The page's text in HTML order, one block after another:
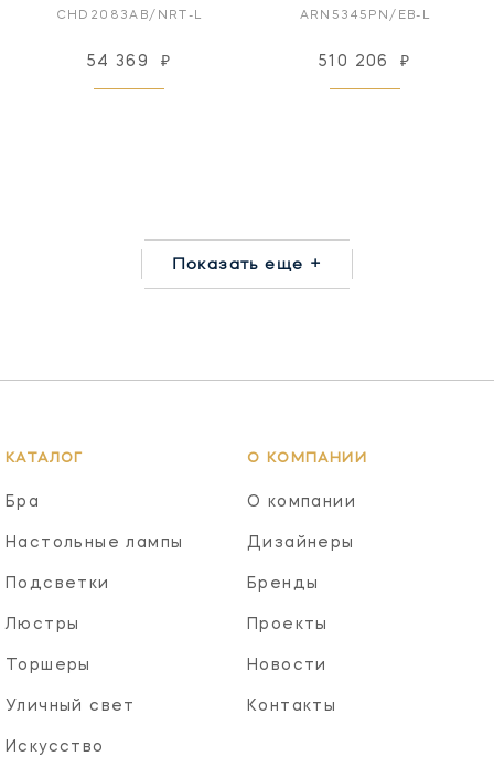
CHD2083AB/NRT-L
54 369 ₽
ARN5345PN/EB-L
510 206 ₽
Показать еще +
КАТАЛОГ
Бра
Настольные лампы
Подсветки
Люстры
Торшеры
Уличный свет
Искусство
О КОМПАНИИ
О компании
Дизайнеры
Бренды
Проекты
Новости
Контакты